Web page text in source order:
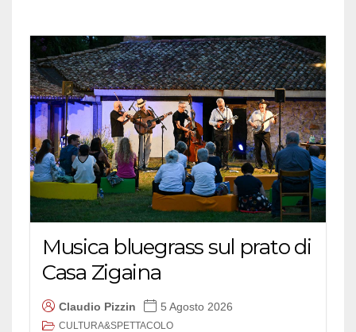
Musica bluegrass sul prato di
Casa Zigaina
Claudio Pizzin 5 Agosto 2026
CULTURA&SPETTACOLO